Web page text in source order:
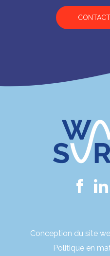
Conception du site
Politique en